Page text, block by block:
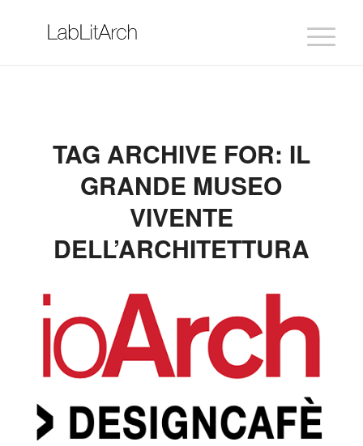
TAG ARCHIVE FOR: IL
GRANDE MUSEO
VIVENTE
DELL’ARCHITETTURA